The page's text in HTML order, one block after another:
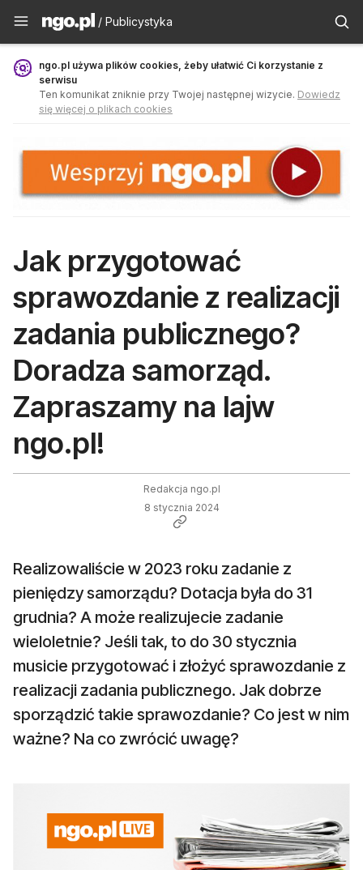
Publicystyka - ngo.pl
/ Publicystyka
ngo.pl używa plików cookies, żeby ułatwić Ci korzystanie z
serwisu
Ten komunikat zniknie przy Twojej następnej wizycie. Dowiedz
się więcej o plikach cookies
Jak przygotować
sprawozdanie z realizacji
zadania publicznego?
Doradza samorząd.
Zapraszamy na lajw
ngo.pl!
Redakcja ngo.pl
8 stycznia 2024
Realizowaliście w 2023 roku zadanie z
pieniędzy samorządu? Dotacja była do 31
grudnia? A może realizujecie zadanie
wieloletnie? Jeśli tak, to do 30 stycznia
musicie przygotować i złożyć sprawozdanie z
realizacji zadania publicznego. Jak dobrze
sporządzić takie sprawozdanie? Co jest w nim
ważne? Na co zwrócić uwagę?